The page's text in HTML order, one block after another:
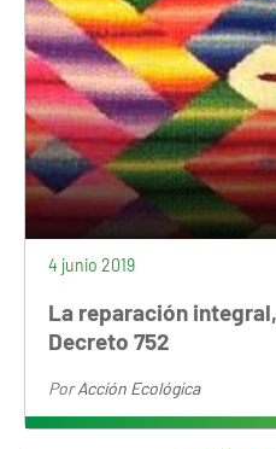
4 junio 2019
La reparación
Decreto 752
PorAcción Ecológica